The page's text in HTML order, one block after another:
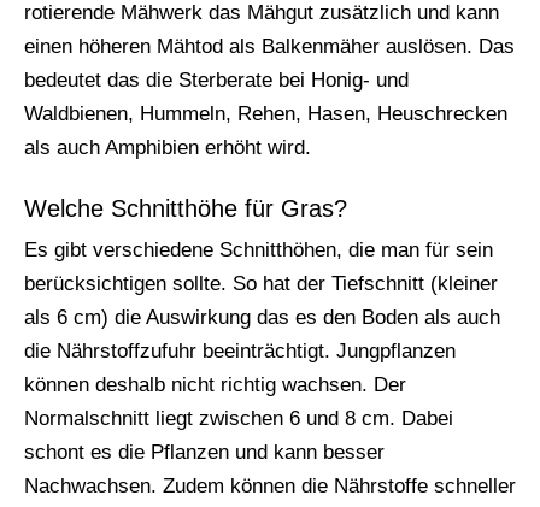
rotierende Mähwerk das Mähgut zusätzlich und kann
einen höheren Mähtod als Balkenmäher auslösen. Das
bedeutet das die Sterberate bei Honig- und
Waldbienen, Hummeln, Rehen, Hasen, Heuschrecken
als auch Amphibien erhöht wird.
Welche Schnitthöhe für Gras?
Es gibt verschiedene Schnitthöhen, die man für sein
berücksichtigen sollte. So hat der Tiefschnitt (kleiner
als 6 cm) die Auswirkung das es den Boden als auch
die Nährstoffzufuhr beeinträchtigt. Jungpflanzen
können deshalb nicht richtig wachsen. Der
Normalschnitt liegt zwischen 6 und 8 cm. Dabei
schont es die Pflanzen und kann besser
Nachwachsen. Zudem können die Nährstoffe schneller